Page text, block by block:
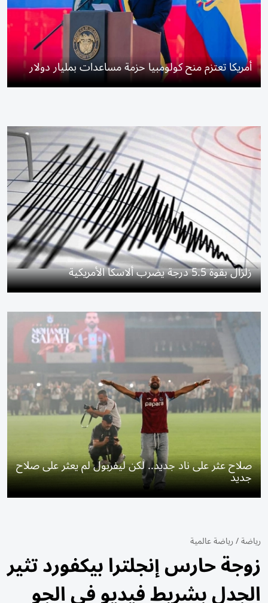
أمريكا تعتزم منح كولومبيا حزمة مساعدات بمليار دولار
زلزال بقوة 5.5 درجة يضرب ألاسكا الأمريكية
صلاح عثر على ناد جديد.. لكن ليفربول لم يعثر على صلاح
جديد
رياضة/رياضة عالمية
زوجة حارس إنجلترا بيكفورد تثير
الجدل بشريط فيديو في الجو